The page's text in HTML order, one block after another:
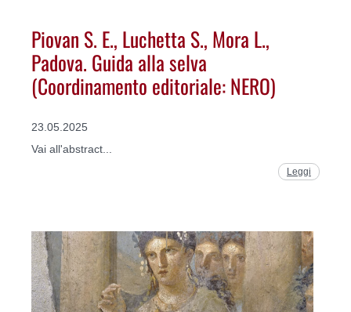
Piovan S. E., Luchetta S., Mora L.,
Padova. Guida alla selva
(Coordinamento editoriale: NERO)
23.05.2025
Vai all'abstract...
Leggi